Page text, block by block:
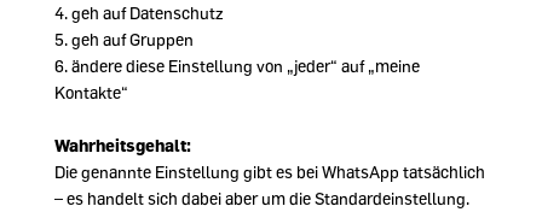
4. geh auf Datenschutz
5. geh auf Gruppen
6. ändere diese Einstellung von „jeder“ auf „meine
Kontakte“
Wahrheitsgehalt:
Die genannte Einstellung gibt es bei WhatsApp tatsächlich
– es handelt sich dabei aber um die Standardeinstellung.